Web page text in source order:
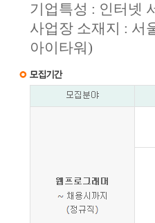
기업특성 : 인터넷
사업장 소재지 : 서
아이타워)